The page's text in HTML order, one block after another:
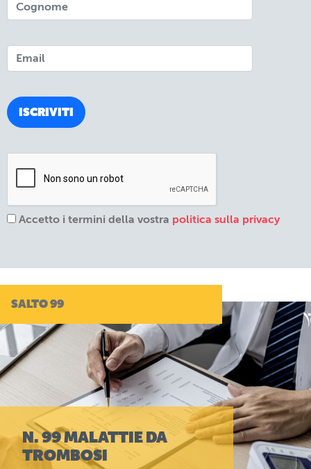
Accetto i termini della vostra politica sulla privacy
SALTO 99
N. 99 MALATTIE DA
TROMBOSI